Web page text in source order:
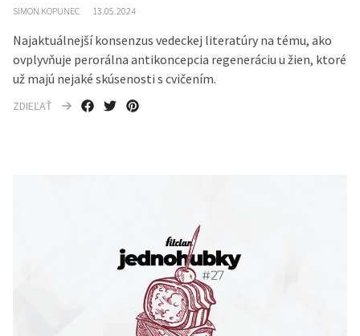
SIMON KOPUNEC 13.05.2024
Najaktuálnejší konsenzus vedeckej literatúry na tému, ako
ovplyvňuje perorálna antikoncepcia regeneráciu u žien, ktoré
už majú nejaké skúsenosti s cvičením.
ZDIEĽAŤ